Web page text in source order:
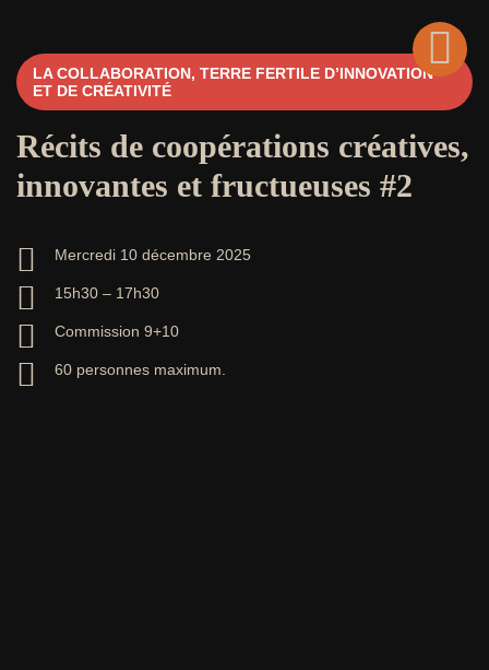
LA COLLABORATION, TERRE FERTILE D’INNOVATION
ET DE CRÉATIVITÉ
Récits de coopérations créatives,
innovantes et fructueuses #2
Mercredi 10 décembre 2025
15h30 – 17h30
Commission 9+10
60 personnes maximum.